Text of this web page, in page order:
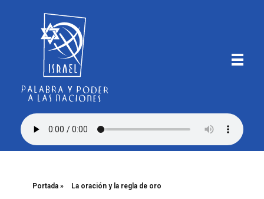
Iglesia Bautista Israel
Palabra y Poder a las Naciones
Portada » La oración y la regla de oro